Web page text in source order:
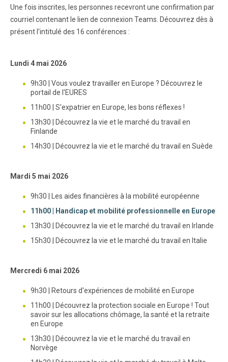
Une fois inscrites, les personnes recevront une confirmation par
courriel contenant le lien de connexion Teams. Découvrez dès à
présent l'intitulé des 16 conférences :
Lundi 4 mai 2026
9h30 | Vous voulez travailler en Europe ? Découvrez le
portail de l'EURES
11h00 | S'expatrier en Europe, les bons réflexes !
13h30 | Découvrez la vie et le marché du travail en
Finlande
14h30 | Découvrez la vie et le marché du travail en Suède
Mardi 5 mai 2026
9h30 | Les aides financières à la mobilité européenne
11h00 | Handicap et mobilité professionnelle en Europe
13h30 | Découvrez la vie et le marché du travail en Irlande
15h30 | Découvrez la vie et le marché du travail en Italie
Mercredi 6 mai 2026
9h30 | Retours d'expériences de mobilité en Europe
11h00 | Découvrez la protection sociale en Europe ! Tout
savoir sur les allocations chômage, la santé et la retraite
en Europe
13h30 | Découvrez la vie et le marché du travail en
Norvège